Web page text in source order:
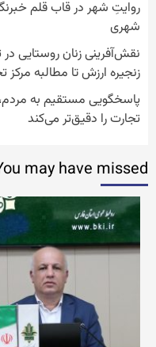
روایتِ شهر در قاب قلم
شهری
نقش‌آفرینی زنان روستایی
زنجیره ارزش تا مطالبه مرکز
پاسخگویی مستقیم به
تجارت را دقیق‌تر می‌کند
may have missed